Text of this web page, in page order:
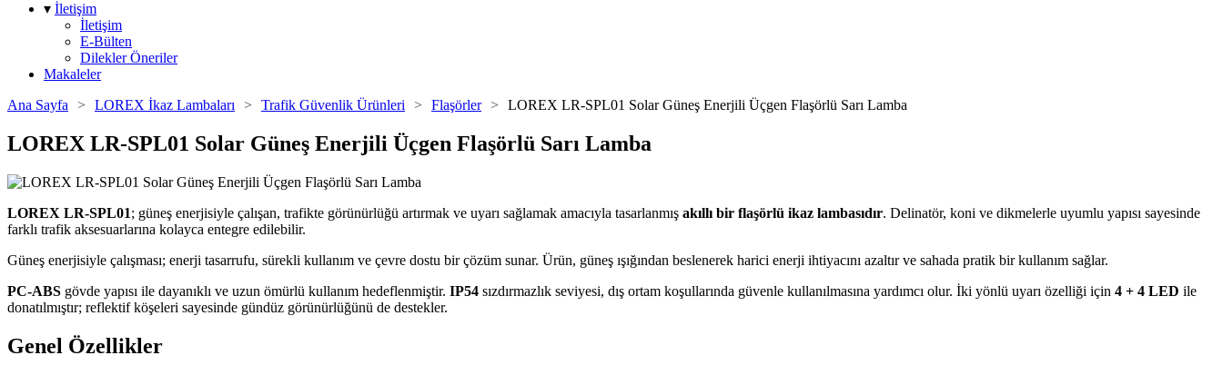
▾ İletişim
İletişim
E-Bülten
Dilekler Öneriler
Makaleler
Ana Sayfa
> LOREX İkaz Lambaları > Trafik Güvenlik Ürünleri > Flaşörler > LOREX LR-SPL01 Solar Güneş Enerjili Üçgen Flaşörlü Sarı Lamba
LOREX LR-SPL01 Solar Güneş Enerjili Üçgen Flaşörlü Sarı Lamba
LOREX LR-SPL01; güneş enerjisiyle çalışan, trafikte görünürlüğü artırmak ve uyarı sağlamak amacıyla tasarlanmış akıllı bir flaşörlü ikaz lambasıdır. Delinatör, koni ve dikmelerle uyumlu yapısı sayesinde
farklı trafik aksesuarlarına kolayca entegre edilebilir.
Güneş enerjisiyle çalışması; enerji tasarrufu, sürekli kullanım ve çevre dostu bir çözüm sunar. Ürün, güneş ışığından beslenerek harici enerji ihtiyacını azaltır ve sahada pratik bir kullanım sağlar.
PC-ABS gövde yapısı ile dayanıklı ve uzun ömürlü kullanım hedeflenmiştir. IP54 sızdırmazlık seviyesi, dış ortam koşullarında güvenle kullanılmasına yardımcı olur. İki yönlü uyarı özelliği için 4 + 4 LED ile
donatılmıştır; reflektif köşeleri sayesinde gündüz görünürlüğünü de destekler.
Genel Özellikler